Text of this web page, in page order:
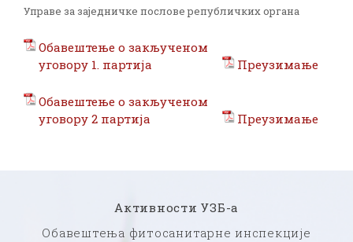
Управе за заједничке послове републичких органа
Обавештење о закљученом
уговору 1. партија
Преузимање
Обавештење о закљученом
уговору 2 партија
Преузимање
Активности УЗБ-а
Обавештења фитосанитарне инспекције